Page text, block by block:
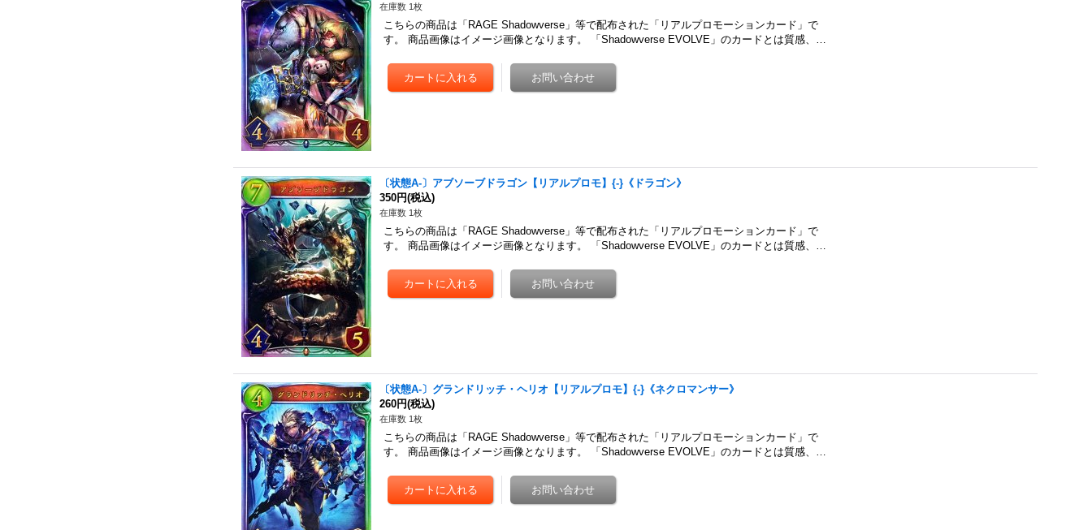
在庫数 1枚
こちらの商品は「RAGE Shadowverse」等で配布された「リアルプロモーションカード」で
す。 商品画像はイメージ画像となります。 「Shadowverse EVOLVE」のカードとは質感、…
〔状態A-〕アブソーブドラゴン【リアルプロモ】{-}《ドラゴン》
350円(税込)
在庫数 1枚
こちらの商品は「RAGE Shadowverse」等で配布された「リアルプロモーションカード」で
す。 商品画像はイメージ画像となります。 「Shadowverse EVOLVE」のカードとは質感、…
〔状態A-〕グランドリッチ・ヘリオ【リアルプロモ】{-}《ネクロマンサー》
260円(税込)
在庫数 1枚
こちらの商品は「RAGE Shadowverse」等で配布された「リアルプロモーションカード」で
す。 商品画像はイメージ画像となります。 「Shadowverse EVOLVE」のカードとは質感、…